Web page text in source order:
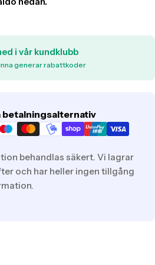
i vår kundklubb
generar rabattkoder
betalningsalternativ
behandlas säkert. Vi lagrar
och har heller ingen tillgång